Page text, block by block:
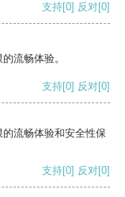
支持[0] 反对[0]
流畅体验。
支持[0] 反对[0]
流畅体验和安全性保
支持[0] 反对[0]